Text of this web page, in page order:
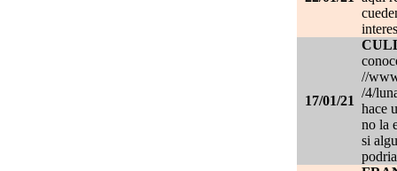
17/01/21
//
/4/
hace
no la
si